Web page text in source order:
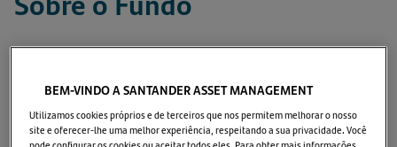
renda fixae tem por objetivo investir,
majoritariamente, em ativos de crédito privado de
instituições financeiras(LFs e CDBs), tendo sua outra
BEM-VINDO A SANTANDER ASSET MANAGEMENT
Utilizamos cookies próprios e de terceiros que nos permitem melhorar o nosso
site e oferecer-lhe uma melhor experiência, respeitando a sua privacidade. Você